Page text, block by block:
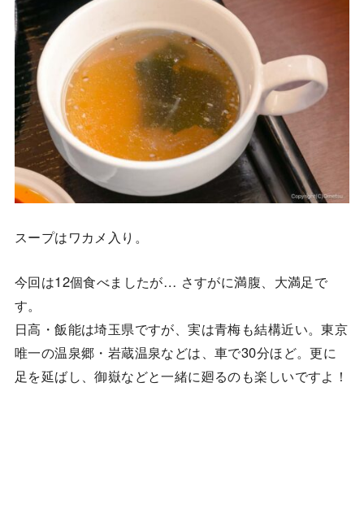
スープはワカメ入り。
今回は12個食べましたが… さすがに満腹、大満足で
す。
日高・飯能は埼玉県ですが、実は青梅も結構近い。東京
唯一の温泉郷・岩蔵温泉などは、車で30分ほど。更に
足を延ばし、御嶽などと一緒に廻るのも楽しいですよ！